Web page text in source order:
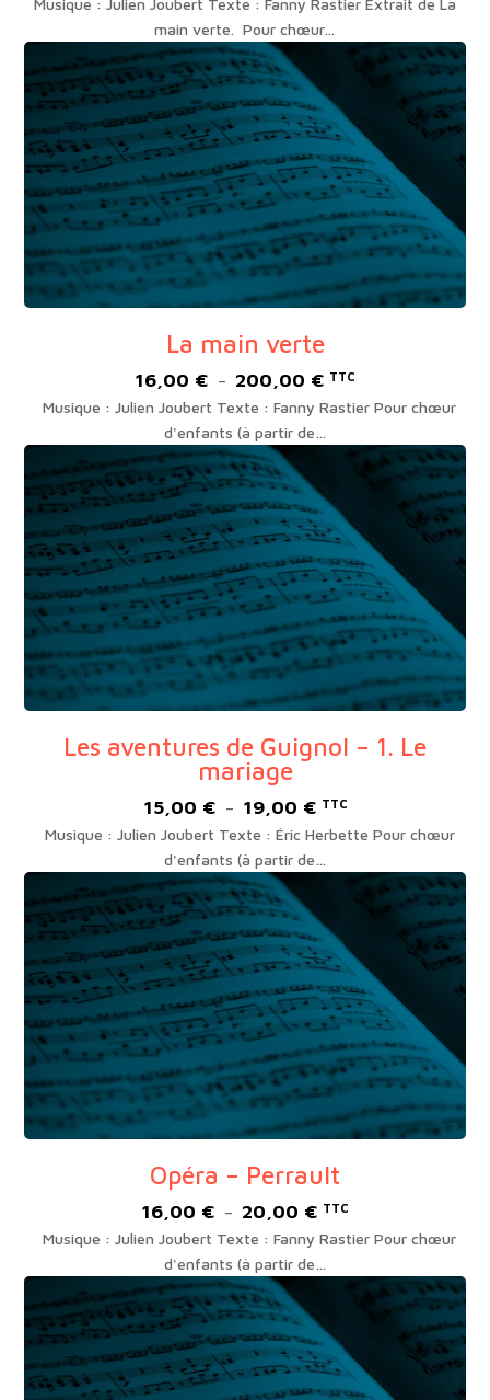
Musique : Julien Joubert Texte : Fanny Rastier Extrait de La
main verte. Pour chœur…
La main verte
16,00 € – 200,00 € Plage
de
16,00 €
200,00 €
TTC
Musique : Julien Joubert Texte : Fanny Rastier Pour chœur
d'enfants (à partir de…
Les aventures de Guignol – 1. Le
mariage
15,00 € – 19,00 €Plage
de
15,00 €
19,00 €
TTC
Musique : Julien Joubert Texte : Éric Herbette Pour chœur
d'enfants (à partir de…
Opéra – Perrault
16,00 € – 20,00 € Plage
de
16,00 €
20,00 €
TTC
Musique : Julien Joubert Texte : Fanny Rastier Pour chœur
d'enfants (à partir de…